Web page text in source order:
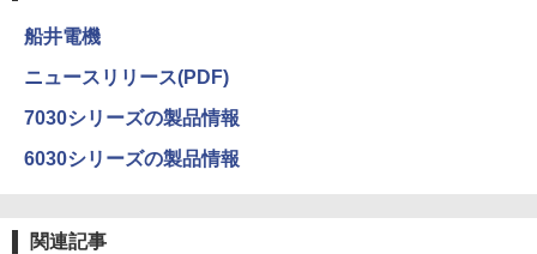
船井電機
ニュースリリース(PDF)
7030シリーズの製品情報
6030シリーズの製品情報
関連記事